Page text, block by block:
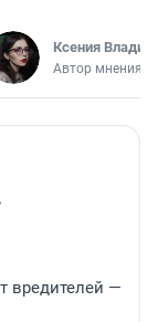
Ксения
Автор мнения
вредителей —